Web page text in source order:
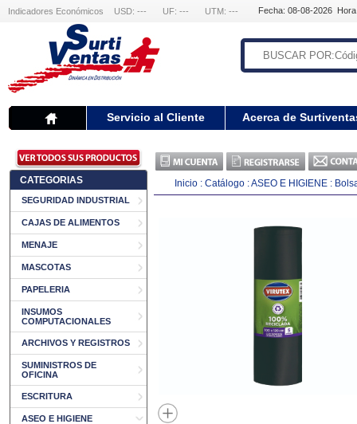
Indicadores Económicos USD: --- UF: --- UTM: --- Fecha: 08-08-2026
Servicio al Cliente Acerca de
CATEGORIAS
SEGURIDAD INDUSTRIAL
CAJAS DE ALIMENTOS
MENAJE
MASCOTAS
PAPELERIA
INSUMOS
COMPUTACIONALES
ARCHIVOS Y REGISTROS
SUMINISTROS DE
OFICINA
ESCRITURA
ASEO E HIGIENE
Inicio : Catálogo :ASEO E HIGIENE :